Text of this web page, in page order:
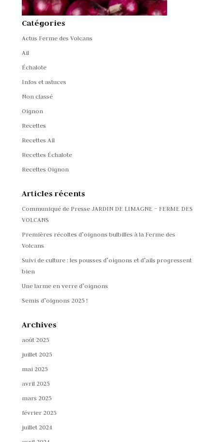
Catégories
Actus Ferme des Volcans
Ail
Échalote
Infos et astuces
Non classé
Oignon
Recettes
Recettes Ail
Recettes Échalote
Recettes Oignon
Articles récents
Communiqué de Presse JARDIN DE LIMAGNE – FERME DES
VOLCANS
Premières récoltes d’oignons bulbilles à la Ferme des
Volcans
Suivi de culture : les pousses d’oignons et d’ails progressent
bien
Une larme en verre d’oignons
Semis d’oignons 2025 !
Archives
août 2025
juillet 2025
mai 2025
avril 2025
mars 2025
février 2025
juillet 2024